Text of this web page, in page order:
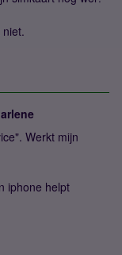
Werkt mijn
iphone helpt